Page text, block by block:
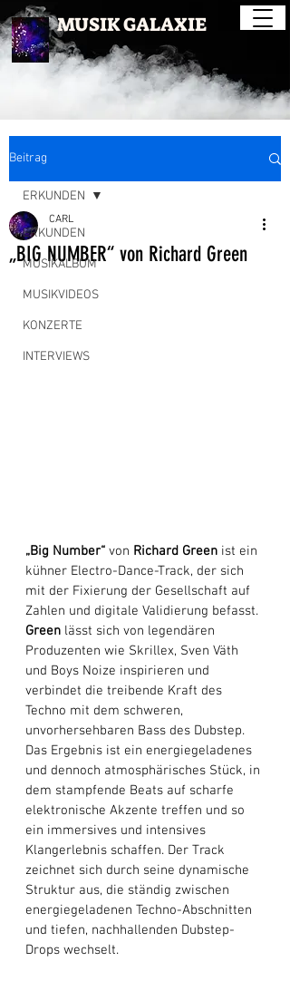
MUSIK GALAXIE
Beitrag
ERKUNDEN
MUSIKALBUM
MUSIKVIDEOS
KONZERTE
INTERVIEWS
ERKUNDEN
„BIG NUMBER“ von Richard Green
CARL
„Big Number“ von Richard Green ist ein
kühner Electro-Dance-Track, der sich
mit der Fixierung der Gesellschaft auf
Zahlen und digitale Validierung befasst.
Green lässt sich von legendären
Produzenten wie Skrillex, Sven Väth
und Boys Noize inspirieren und
verbindet die treibende Kraft des
Techno mit dem schweren,
unvorhersehbaren Bass des Dubstep.
Das Ergebnis ist ein energiegeladenes
und dennoch atmosphärisches Stück, in
dem stampfende Beats auf scharfe
elektronische Akzente treffen und so
ein immersives und intensives
Klangerlebnis schaffen. Der Track
zeichnet sich durch seine dynamische
Struktur aus, die ständig zwischen
energiegeladenen Techno-Abschnitten
und tiefen, nachhallenden Dubstep-
Drops wechselt.